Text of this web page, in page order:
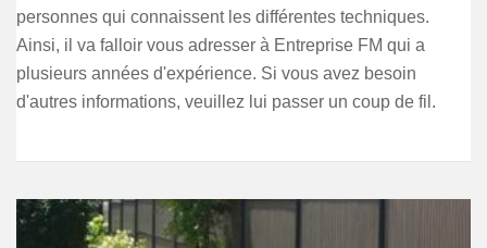
personnes qui connaissent les différentes techniques.
Ainsi, il va falloir vous adresser à Entreprise FM qui a
plusieurs années d'expérience. Si vous avez besoin
d'autres informations, veuillez lui passer un coup de fil.